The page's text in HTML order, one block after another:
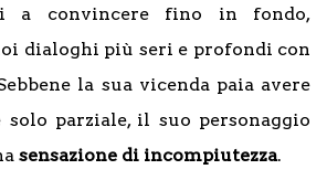
a convincere fino in fondo,
dialoghi più seri e profondi con
la sua vicenda paia avere
solo parziale, il suo personaggio
sensazione di incompiutezza.